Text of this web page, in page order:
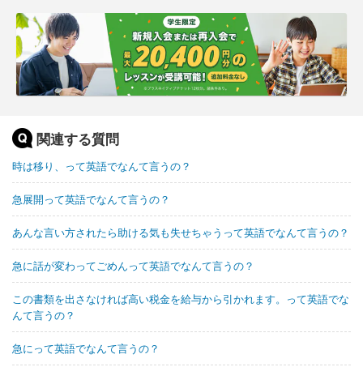
関連する質問
時は移り、って英語でなんて言うの？
急展開って英語でなんて言うの？
あんな言い方されたら助ける気も失せちゃうって英語でなんて言うの？
急に話が変わってごめんって英語でなんて言うの？
この書類を出さなければ高い税金を給与から引かれます。って英語でな
んて言うの？
急にって英語でなんて言うの？